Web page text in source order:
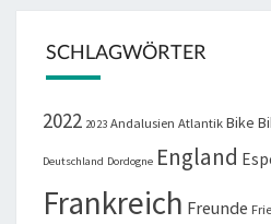
SCHLAGWÖRTER
2022 2023 Andalusien Atlantik Bike
Deutschland Dordogne England
Frankreich Freunde